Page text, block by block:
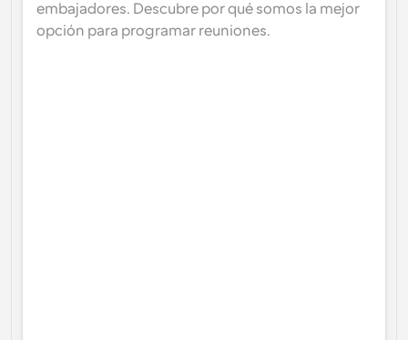
embajadores. Descubre por qué somos la mejor
opción para programar reuniones.